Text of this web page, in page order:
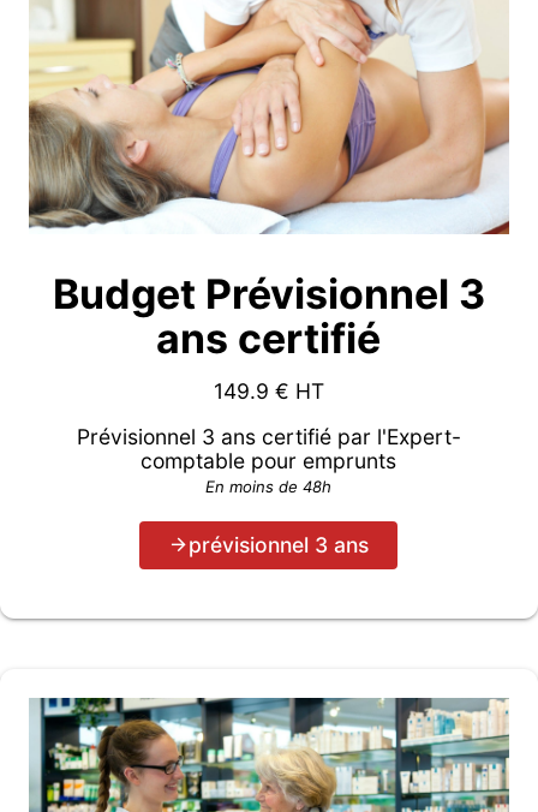
Budget Prévisionnel 3
ans certifié
149.9 € HT
Prévisionnel 3 ans certifié par l'Expert-
comptable pour emprunts
En moins de 48h
prévisionnel 3 ans